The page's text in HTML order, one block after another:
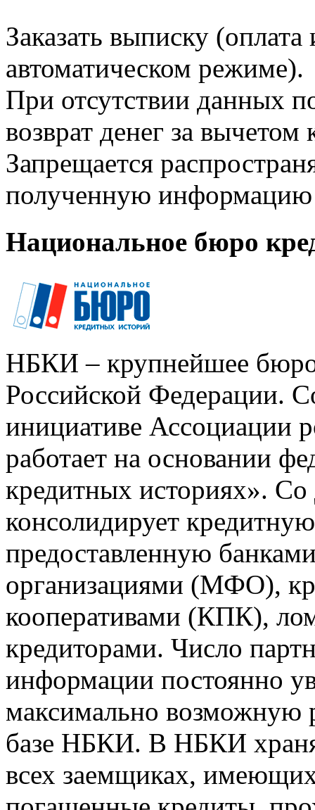
Заказать выписку
автоматическом режиме).
При отсутствии данных
возврат денег за
Запрещается
полученную информацию
Национальное бюро
НБКИ – крупнейшее
Российской Федерации.
инициативе Ассоциации
работает на основании
кредитных историях».
консолидирует
предоставленную
организациями (МФО),
кооперативами (КПК),
кредиторами. Число
информации постоянно
максимально возможную
базе НБКИ. В НБКИ
всех заемщиках,